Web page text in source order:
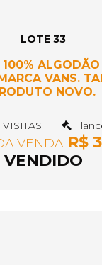
LOTE 33
ALGODÃO
VANS.
NOVO.
1
VENDAR$
VENDIDO